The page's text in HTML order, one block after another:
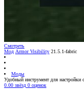
Смотреть
Мод Armor Visibility 21.5.1-fabric
Моды
Удобный инструмент для настройки
0.00 звёзд 0 оценок